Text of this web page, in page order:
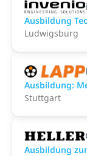
Ausbildung
Ludwigsburg
Ausbildung:
Stuttgart
Ausbildung